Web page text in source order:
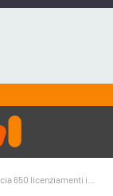
licenziamenti in Xbox